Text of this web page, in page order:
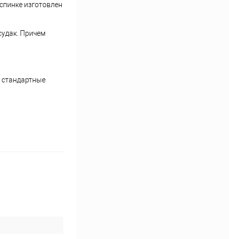
изготовлен
Причем